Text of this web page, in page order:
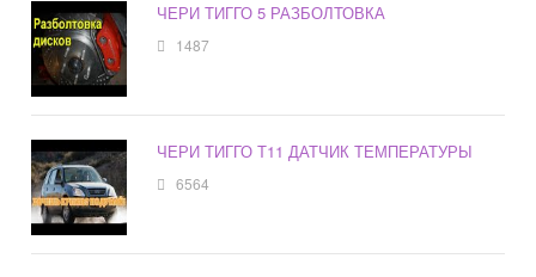
ЧЕРИ ТИГГО 5 РАЗБОЛТОВКА
1487
ЧЕРИ ТИГГО Т11 ДАТЧИК ТЕМПЕРАТУРЫ
6564